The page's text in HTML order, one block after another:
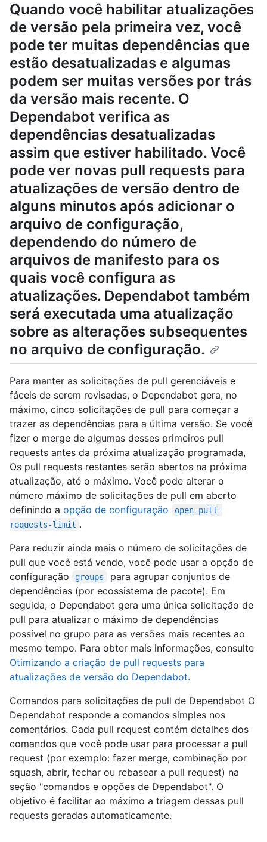
Quando você habilitar atualizações
de versão pela primeira vez, você
pode ter muitas dependências que
estão desatualizadas e algumas
podem ser muitas versões por trás
da versão mais recente. O
Dependabot verifica as
dependências desatualizadas
assim que estiver habilitado. Você
pode ver novas pull requests para
atualizações de versão dentro de
alguns minutos após adicionar o
arquivo de configuração,
dependendo do número de
arquivos de manifesto para os
quais você configura as
atualizações. Dependabot também
será executada uma atualização
sobre as alterações subsequentes
no arquivo de configuração.
Para manter as solicitações de pull gerenciáveis e
fáceis de serem revisadas, o Dependabot gera, no
máximo, cinco solicitações de pull para começar a
trazer as dependências para a última versão. Se você
fizer o merge de algumas desses primeiros pull
requests antes da próxima atualização programada,
Os pull requests restantes serão abertos na próxima
atualização, até o máximo. Você pode alterar o
número máximo de solicitações de pull em aberto
definindo a opção de configuração
open-pull-
requests-limit .
Para reduzir ainda mais o número de solicitações de
pull que você está vendo, você pode usar a opção de
configuração
groups
para agrupar conjuntos de
dependências (por ecossistema de pacote). Em
seguida, o Dependabot gera uma única solicitação de
pull para atualizar o máximo de dependências
possível no grupo para as versões mais recentes ao
mesmo tempo. Para obter mais informações, consulte
Otimizando a criação de pull requests para
atualizações de versão do Dependabot.
Comandos para solicitações de pull de Dependabot O
Dependabot responde a comandos simples nos
comentários. Cada pull request contém detalhes dos
comandos que você pode usar para processar a pull
request (por exemplo: fazer merge, combinação por
squash, abrir, fechar ou rebasear a pull request) na
seção "comandos e opções de Dependabot". O
objetivo é facilitar ao máximo a triagem dessas pull
requests geradas automaticamente.